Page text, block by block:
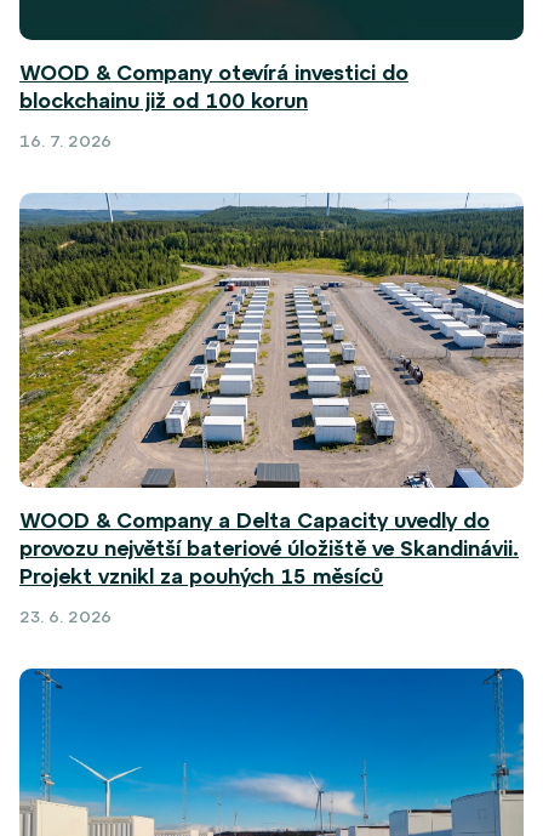
WOOD & Company otevírá investici do
blockchainu již od 100 korun
16. 7. 2026
WOOD & Company a Delta Capacity uvedly do
provozu největší bateriové úložiště ve Skandinávii.
Projekt vznikl za pouhých 15 měsíců
23. 6. 2026